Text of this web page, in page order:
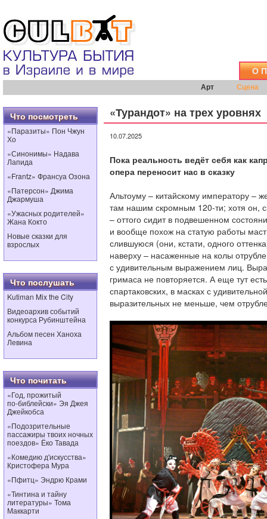
О
Арт Сцена
Что посмотреть
«Паразиты» Пон Чжун
Хо
«Синонимы» Надава
Лапида
«Frantz» Франсуа Озона
«Патерсон» Джима
Джармуша
«Ужасных родителей»
Жана Кокто
Новые сказки для
взрослых
Что послушать
Kutiman Mix the City
Видеоархив событий
конкурса Рубинштейна
Альбом песен Ханоха
Левина
Что почитать
«Год, прожитый
по‑библейски» Эя Джея
Джейкобса
«Подозрительные
пассажиры твоих ночных
поездов» Ёко Тавада
«Комедию д'искусства»
Кристофера Мура
«Пфитц» Эндрю Крами
«Тинтина и тайну
литературы» Тома
Маккарти
«Турандот» на трех уровнях
10.07.2025
Пока реальность ведёт себя как
опера переносит нас в сказку
Альтоуму – китайскому императору –
там нашим скромным 120-ти; хотя он,
– оттого сидит в подвешенном
и вообще похож на статую работы
слившуюся (они, кстати, одного
наверху – насаженные на колы
с удивительным выражением лиц.
гримаса не повторяется. А еще тут
спартаковских, в масках с
выразительных не меньше, чем